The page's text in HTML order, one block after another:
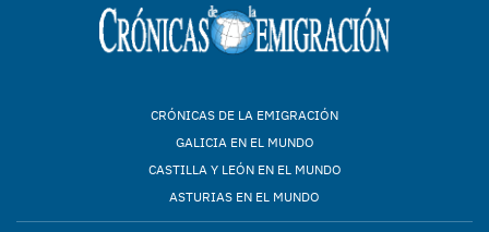
CRÓNICAS DE LA EMIGRACIÓN
GALICIA EN EL MUNDO
CASTILLA Y LEÓN EN EL MUNDO
ASTURIAS EN EL MUNDO